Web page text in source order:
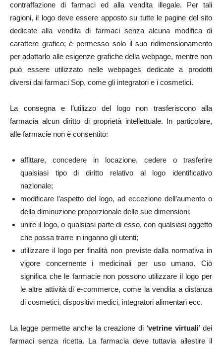
contraffazione di farmaci ed alla vendita illegale. Per tali
ragioni, il logo deve essere apposto su tutte le pagine del sito
dedicate alla vendita di farmaci senza alcuna modifica di
carattere grafico; è permesso solo il suo ridimensionamento
per adattarlo alle esigenze grafiche della webpage, mentre non
può essere utilizzato nelle webpages dedicate a prodotti
diversi dai farmaci Sop, come gli integratori e i cosmetici.
La consegna e l’utilizzo del logo non trasferiscono alla
farmacia alcun diritto di proprietà intellettuale. In particolare,
alle farmacie non è consentito:
affittare, concedere in locazione, cedere o trasferire
qualsiasi tipo di diritto relativo al logo identificativo
nazionale;
modificare l’aspetto del logo, ad eccezione dell’aumento o
della diminuzione proporzionale delle sue dimensioni;
unire il logo, o qualsiasi parte di esso, con qualsiasi oggetto
che possa trarre in inganno gli utenti;
utilizzare il logo per finalità non previste dalla normativa in
vigore concernente i medicinali per uso umano. Ciò
significa che le farmacie non possono utilizzare il logo per
le altre attività di e-commerce, come la vendita a distanza
di cosmetici, dispositivi medici, integratori alimentari ecc.
La legge permette anche la creazione di ‘vetrine virtuali’ dei
farmaci senza ricetta. La farmacia deve tuttavia allestire il